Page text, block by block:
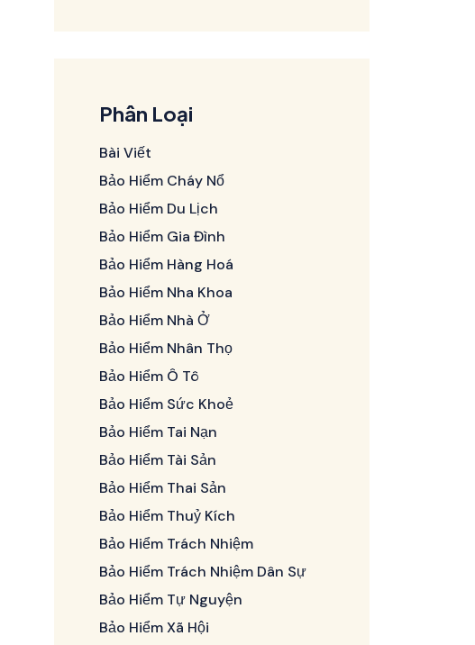
Phân Loại
Bài Viết
Bảo Hiểm Cháy Nổ
Bảo Hiểm Du Lịch
Bảo Hiểm Gia Đình
Bảo Hiểm Hàng Hoá
Bảo Hiểm Nha Khoa
Bảo Hiểm Nhà Ở
Bảo Hiểm Nhân Thọ
Bảo Hiểm Ô Tô
Bảo Hiểm Sức Khoẻ
Bảo Hiểm Tai Nạn
Bảo Hiểm Tài Sản
Bảo Hiểm Thai Sản
Bảo Hiểm Thuỷ Kích
Bảo Hiểm Trách Nhiệm
Bảo Hiểm Trách Nhiệm Dân Sự
Bảo Hiểm Tự Nguyện
Bảo Hiểm Xã Hội